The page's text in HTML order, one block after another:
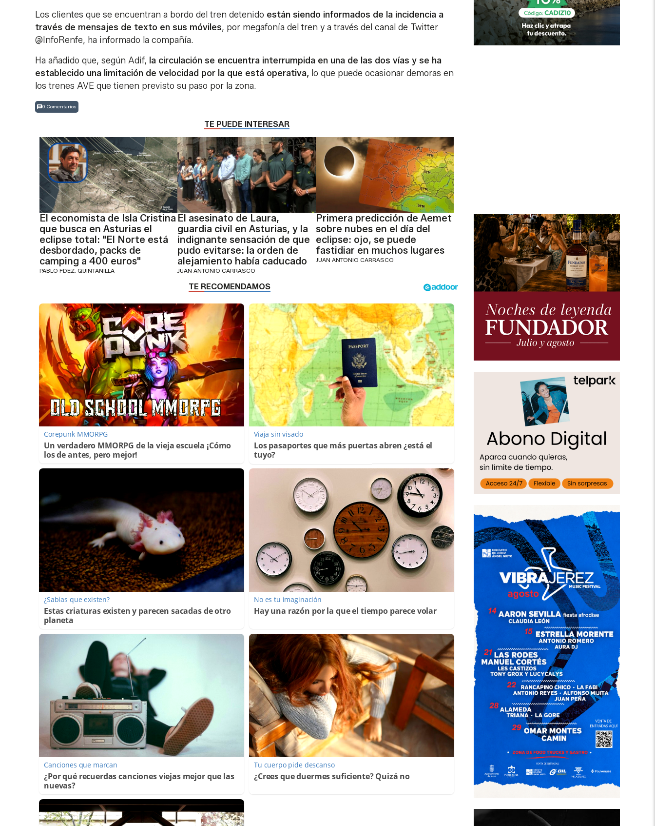
Los clientes que se encuentran a bordo del tren detenido están siendo informados de la incidencia a
través de mensajes de texto en sus móviles, por megafonía del tren y a través del canal de Twitter
@InfoRenfe, ha informado la compañía.
Ha añadido que, según Adif, la circulación se encuentra interrumpida en una de las dos vías y se ha
establecido una limitación de velocidad por la que está operativa, lo que puede ocasionar demoras en
los trenes AVE que tienen previsto su paso por la zona.
0 Comentarios
TE PUEDE INTERESAR
El economista de Isla Cristina
que busca en Asturias el
eclipse total: "El Norte está
desbordado, packs de
camping a 400 euros"
PABLO FDEZ. QUINTANILLA
El asesinato de Laura,
guardia civil en Asturias, y la
indignante sensación de que
pudo evitarse: la orden de
alejamiento había caducado
JUAN ANTONIO CARRASCO
Primera predicción de Aemet
sobre nubes en el día del
eclipse: ojo, se puede
fastidiar en muchos lugares
JUAN ANTONIO CARRASCO
Corepunk MMORPG
Un verdadero MMORPG de la vieja escuela ¡Cómo
los de antes, pero mejor!
Viaja sin visado
Los pasaportes que más puertas abren ¿está el
tuyo?
¿Sabías que existen?
Estas criaturas existen y parecen sacadas de otro
planeta
No es tu imaginación
Hay una razón por la que el tiempo parece volar
Canciones que marcan
¿Por qué recuerdas canciones viejas mejor que las
nuevas?
Tu cuerpo pide descanso
¿Crees que duermes suficiente? Quizá no